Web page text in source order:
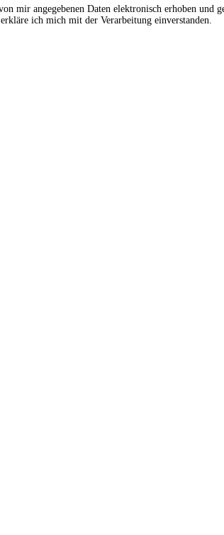
mir angegebenen Daten elektronisch erhoben und
ich mich mit der Verarbeitung einverstanden.